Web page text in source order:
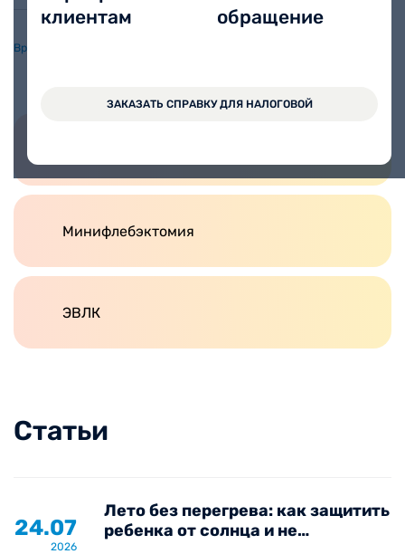
клиентам
обращение
ЗАКАЗАТЬ СПРАВКУ ДЛЯ НАЛОГОВОЙ
Врачи
Минифлебэктомия
ЭВЛК
Статьи
24.07
2026
Лето без перегрева: как защитить
ребенка от солнца и не